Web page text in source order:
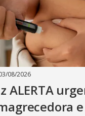
08/2026
ALERTA
e